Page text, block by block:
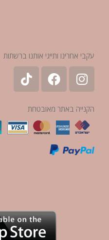
עקבי אחרינו ותייגי אותנו ברשתות
הקנייה באתר מאובטחת